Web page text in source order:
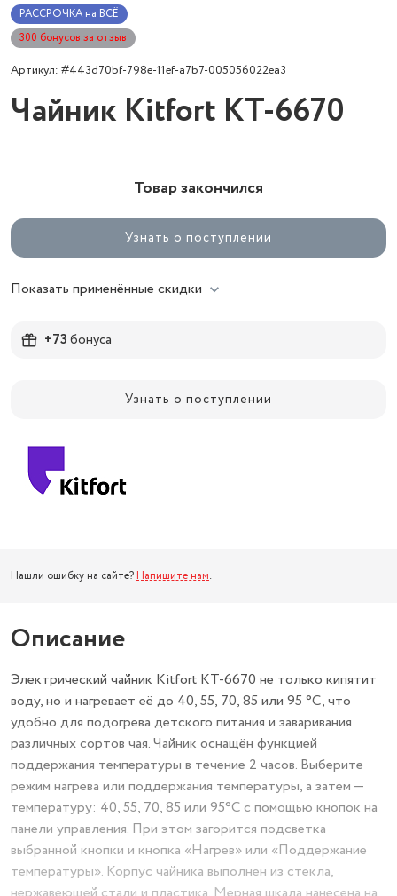
РАССРОЧКА на ВСЁ
300 бонусов за отзыв
Артикул: #443d70bf-798e-11ef-a7b7-005056022ea3
Чайник Kitfort КТ-6670
Товар закончился
Узнать о поступлении
Показать применённые скидки
+73бонуса
Узнать о поступлении
Нашли ошибку на сайте? Напишите нам.
Описание
Электрический чайник Kitfort КТ-6670 не только кипятит
воду, но и нагревает её до 40, 55, 70, 85 или 95 °С, что
удобно для подогрева детского питания и заваривания
различных сортов чая. Чайник оснащён функцией
поддержания температуры в течение 2 часов. Выберите
режим нагрева или поддержания температуры, а затем —
температуру: 40, 55, 70, 85 или 95°С с помощью кнопок на
панели управления. При этом загорится подсветка
выбранной кнопки и кнопка «Нагрев» или «Поддержание
температуры». Корпус чайника выполнен из стекла,